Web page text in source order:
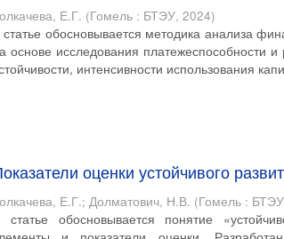
Е.Г. (Гомель : БТЭУ,2024)
статье обосновывается методика анализа
основе исследования платежеспособности
интенсивности использования
оценки устойчивого
Е.Г.;Долматович, Н.В. (Гомель : БТЭУ
статье обосновывается понятие